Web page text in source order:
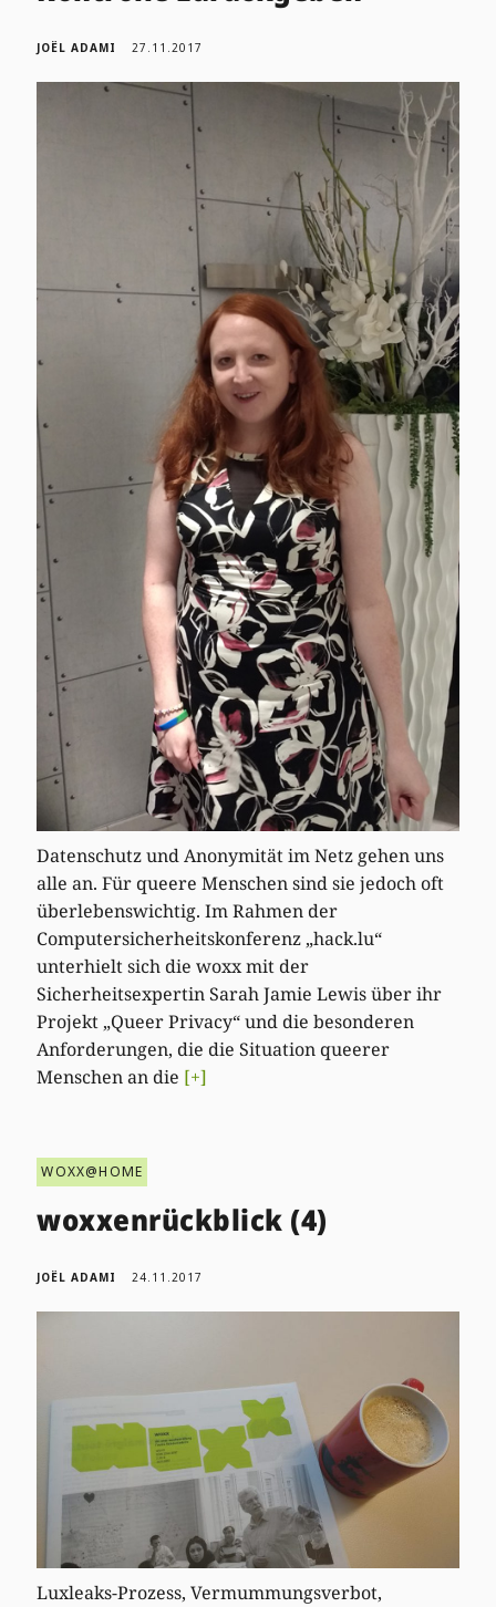
JOËL ADAMI 27.11.2017
Datenschutz und Anonymität im Netz gehen uns
alle an. Für queere Menschen sind sie jedoch oft
überlebenswichtig. Im Rahmen der
Computersicherheitskonferenz „hack.lu“
unterhielt sich die woxx mit der
Sicherheitsexpertin Sarah Jamie Lewis über ihr
Projekt „Queer Privacy“ und die besonderen
Anforderungen, die die Situation queerer
Menschen an die [+]
WOXX@HOME
woxxenrückblick (4)
JOËL ADAMI 24.11.2017
Luxleaks-Prozess, Vermummungsverbot,